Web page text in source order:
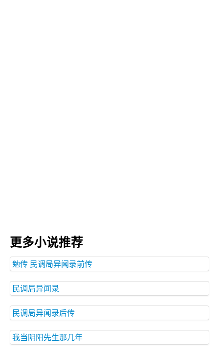
更多小说推荐
勉传 民调局异闻录前传
民调局异闻录
民调局异闻录后传
我当阴阳先生那几年